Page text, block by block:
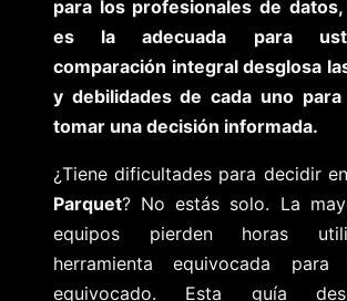
para los profesionales de
es la adecuada para
comparación integral desglosa
y debilidades de cada uno para
tomar una decisión informada.
¿Tiene dificultades para decidir
Parquet? No estás solo. La
equipos pierden horas
herramienta equivocada
equivocado. Esta guía